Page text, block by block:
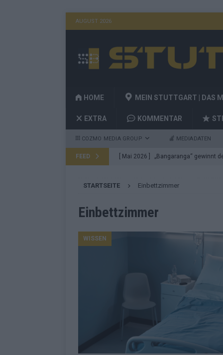
AUGUST 2026
HOME MEIN STUTTGART | DAS
EXTRA KOMMENTAR
COZMO MEDIA GROUP MEDIADATEN
FEED [ Mai 2026 ] „Bangaranga“ gewinnt
[ Mai 2026 ] Von JJ bis Lordi: Das
[ Mai 2026 ]
„Douze Points“,
EUROVISION
[ Mai 2026 ] ESC 2026: JJ performt
STARTSEITE Einbettzimmer
Einbettzimmer
WISSEN